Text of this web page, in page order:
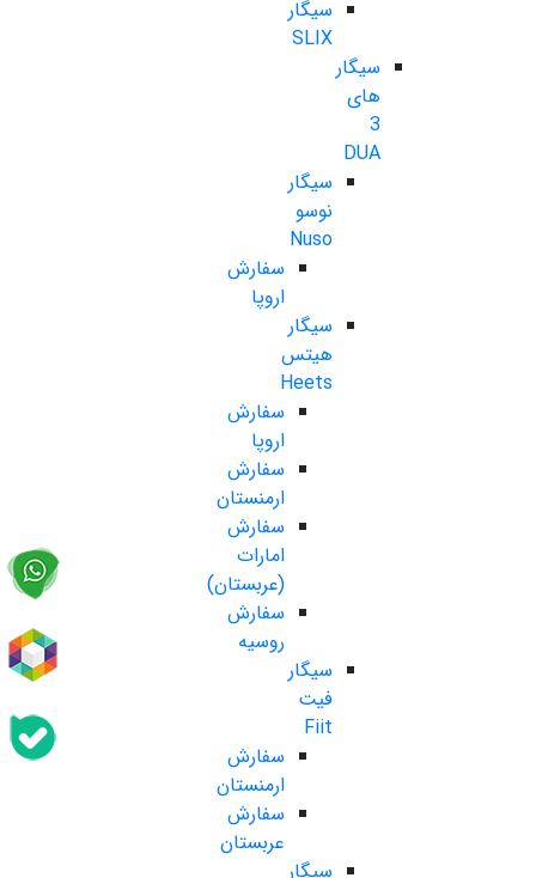
سیگار
SLIX
سیگار
های
3
DUA
سیگار
نوسو
Nuso
سفارش
اروپا
سیگار
هیتس
Heets
سفارش
اروپا
سفارش
ارمنستان
سفارش
امارات
(عربستان)
سفارش
روسیه
سیگار
فیت
Fiit
سفارش
ارمنستان
سفارش
عربستان
سیگار